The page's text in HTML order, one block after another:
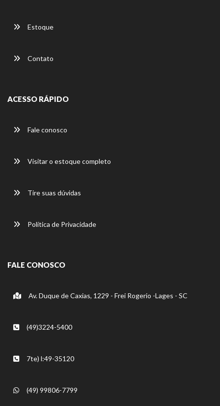
Estoque
Contato
ACESSO RÁPIDO
Fale conosco
Visitar o estoque completo
Tire suas dúvidas
Política de Privacidade
FALE CONOSCO
Av. Duque de Caxias, 1229 - Frei Rogerio -Lages - SC
(49)3224-5400
7te) l:49-35120
(49) 99806-7799